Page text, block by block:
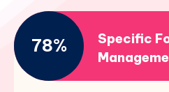
78%
Specific